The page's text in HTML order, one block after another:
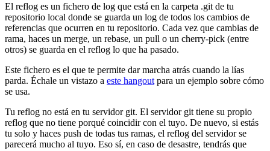
El reflog es un fichero de log que está en la carpeta .git de tu
repositorio local donde se guarda un log de todos los cambios de
referencias que ocurren en tu repositorio. Cada vez que cambias de
rama, haces un merge, un rebase, un pull o un cherry-pick (entre
otros) se guarda en el reflog lo que ha pasado.
Este fichero es el que te permite dar marcha atrás cuando la lías
parda. Échale un vistazo a este hangout para un ejemplo sobre cómo
se usa.
Tu reflog no está en tu servidor git. El servidor git tiene su propio
reflog que no tiene porqué coincidir con el tuyo. De nuevo, si estás
tu solo y haces push de todas tus ramas, el reflog del servidor se
parecerá mucho al tuyo. Eso sí, en caso de desastre, tendrás que